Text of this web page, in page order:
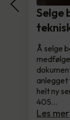
Selge
Å selge
anlegget
helt ny
405…
Les mer